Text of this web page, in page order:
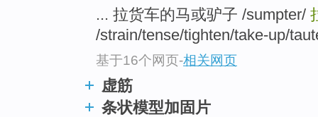
... 拉货车的马或驴子 /sumpter/
/strain/tense/tighten/take-up/
基于16个网页-相关网页
虚筋
条状模型加固片